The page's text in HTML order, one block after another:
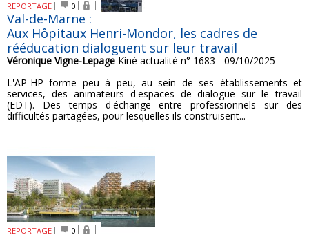
REPORTAGE 0
Val-de-Marne :
Aux Hôpitaux Henri-Mondor, les cadres de
rééducation dialoguent sur leur travail
Véronique Vigne-Lepage Kiné actualité n° 1683 - 09/10/2025
L'AP-HP forme peu à peu, au sein de ses établissements et
services, des animateurs d'espaces de dialogue sur le travail
(EDT). Des temps d'échange entre professionnels sur des
difficultés partagées, pour lesquelles ils construisent...
REPORTAGE 0